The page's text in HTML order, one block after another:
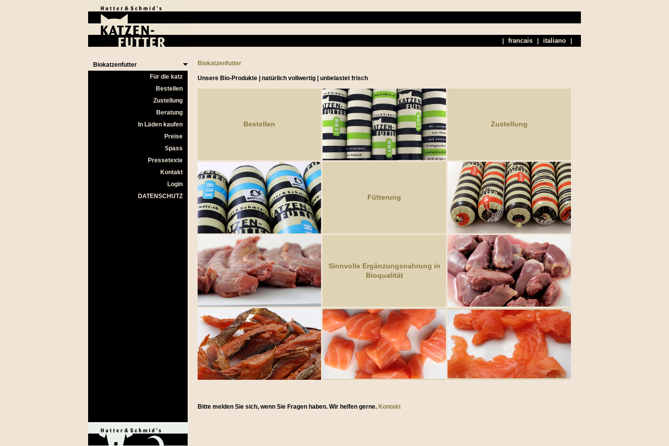
Biokatzenfutter
Für die katz
Bestellen
Zustellung
Beratung
In Läden kaufen
Preise
Spass
Pressetexte
Kontakt
Login
DATENSCHUTZ
Biokatzenfutter
Unsere Bio-Produkte | natürlich vollwertig | unbelastet frisch
Bestellen Zustellung
Fütterung
Sinnvolle Ergänzungsnahrung in
Bioqualität
Bitte melden Sie sich, wenn Sie Fragen haben. Wir helfen gerne. Kontakt